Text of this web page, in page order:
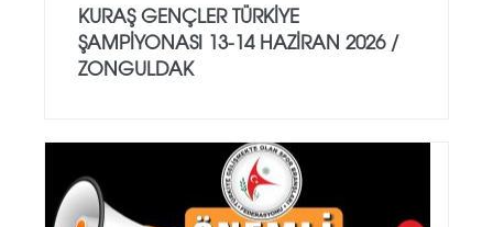
KURAŞ GENÇLER TÜRKİYE
ŞAMPİYONASI 13-14 HAZİRAN 2026 /
ZONGULDAK